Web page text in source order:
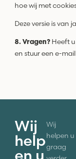
hoe wij met
Deze versie is van
8. Vragen? Heeft
en stuur een e-
Wij
help
Wij
helpen u
graag